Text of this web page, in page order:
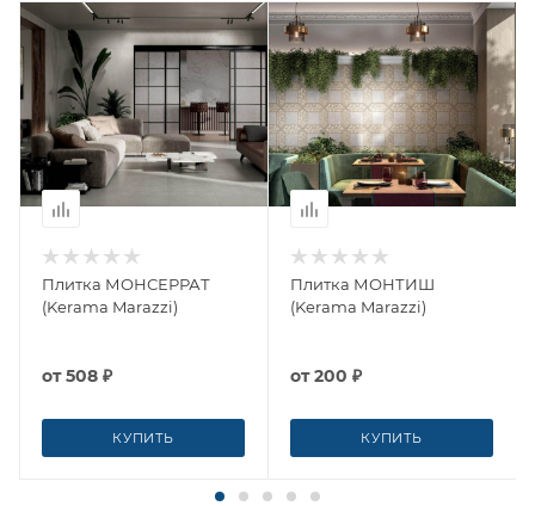
Плитка МОНСЕРРАТ
(Kerama Marazzi)
от508 ₽
КУПИТЬ
Плитка МОНТИШ
(Kerama Marazzi)
от200 ₽
КУПИТЬ